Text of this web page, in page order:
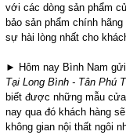
với các dòng sản phẩm
bảo sản phẩm chính
sự hài lòng nhất cho
► Hôm nay Bình Nam
Tại Long Bình - Tân Phú
biết được những mẫu
nay qua đó khách hàng
không gian nội thất ngôi